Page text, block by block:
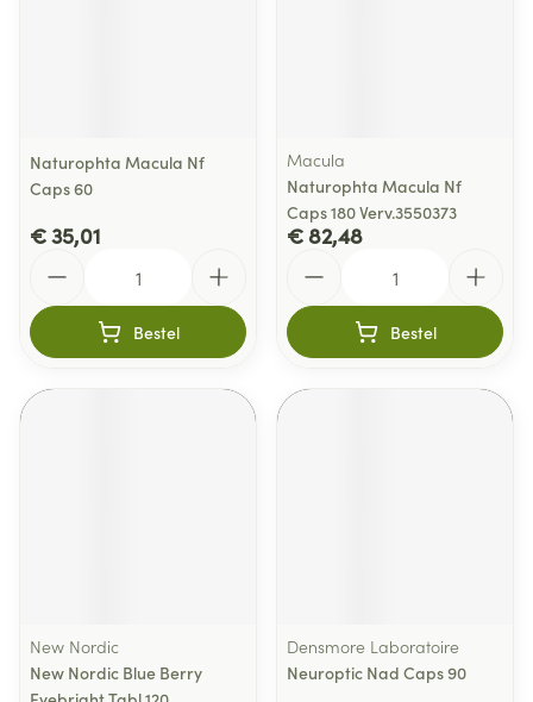
Naturophta Macula Nf
Caps 60
€ 35,01
Bestel
Macula
Naturophta Macula Nf
Caps 180 Verv.3550373
€ 82,48
Bestel
New Nordic
New Nordic Blue Berry
Densmore Laboratoire
Neuroptic Nad Caps 90